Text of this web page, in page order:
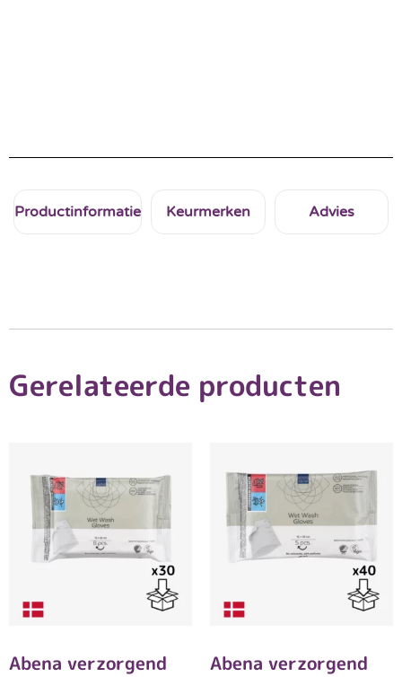
Productinformatie Keurmerken Advies
Gerelateerde producten
Abena verzorgend
Abena verzorgend